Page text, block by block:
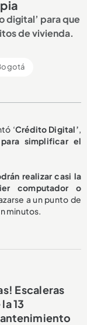
digital’ para que
de vivienda.
‘Crédito Digital’,
simplificar el
realizar casi la
computador o
a un punto de
minutos.
Escaleras
13